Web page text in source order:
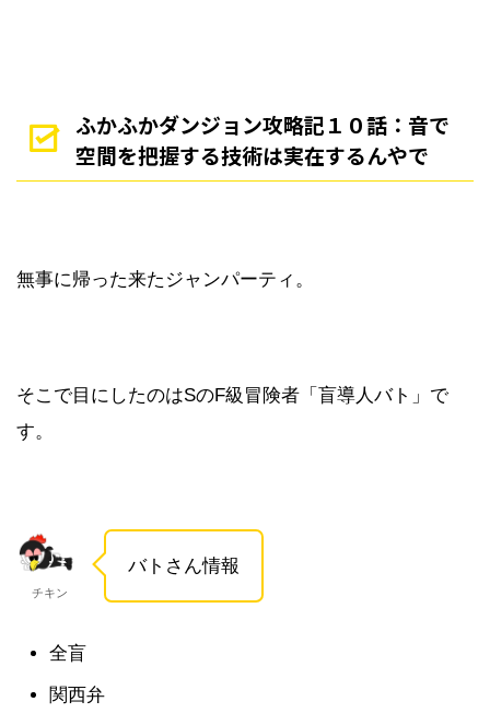
ふかふかダンジョン攻略記１０話：音で
空間を把握する技術は実在するんやで
無事に帰った来たジャンパーティ。
そこで目にしたのはSのF級冒険者「盲導人バト」で
す。
チキン
バトさん情報
全盲
関西弁